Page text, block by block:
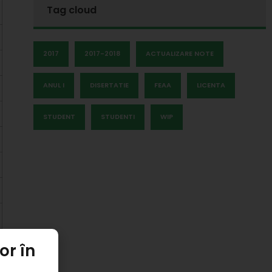
Tag cloud
2017 2017-2018 ACTUALIZARE NOTE
ANUL I DISERTATIE FEAA LICENTA
STUDENT STUDENTI WIP
în